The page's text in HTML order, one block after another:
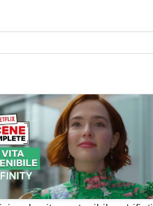
...
Vicki
...
Donna nel giardino
...
Mr. Anselm
...
Ivy
...
Dean Lawrence
...
Damien
... Bibliotecario